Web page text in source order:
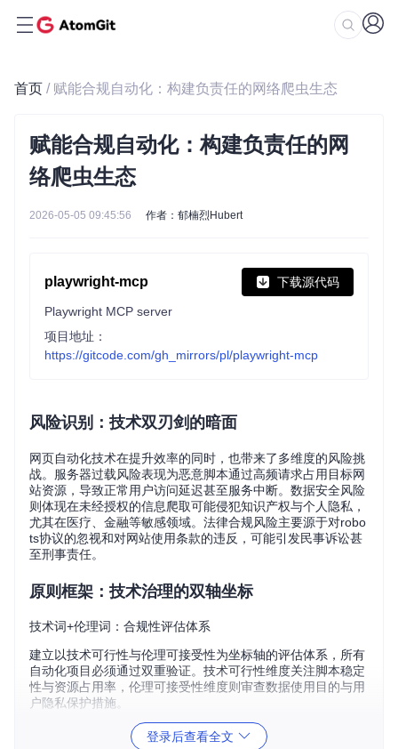
首页 / 赋能合规自动化：构建负责任的网络爬虫生态
赋能合规自动化：构建负责任的网
络爬虫生态
2026-05-05 09:45:56 作者：郁楠烈Hubert
playwright-mcp 下载源代码
Playwright MCP server
项目地址：
https://gitcode.com/gh_mirrors/pl/playwright-mcp
风险识别：技术双刃剑的暗面
网页自动化技术在提升效率的同时，也带来了多维度的风险挑
战。服务器过载风险表现为恶意脚本通过高频请求占用目标网
站资源，导致正常用户访问延迟甚至服务中断。数据安全风险
则体现在未经授权的信息爬取可能侵犯知识产权与个人隐私，
尤其在医疗、金融等敏感领域。法律合规风险主要源于对robo
ts协议的忽视和对网站使用条款的违反，可能引发民事诉讼甚
至刑事责任。
原则框架：技术治理的双轴坐标
技术词+伦理词：合规性评估体系
建立以技术可行性与伦理可接受性为坐标轴的评估体系，所有
自动化项目必须通过双重验证。技术可行性维度关注脚本稳定
性与资源占用率，伦理可接受性维度则审查数据使用目的与用
户隐私保护措施。
robots.txt协议深度解析登录后查看全文